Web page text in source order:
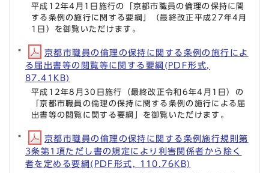
平成12年4月1日施行の「京都市職員の倫理の保持に関
する条例の施行に関する要綱」（最終改正平成27年4月
1日）を御覧いただけます。
京都市職員の倫理の保持に関する条例の施行によ
る届出書等の閲覧等に関する要綱(PDF形式,
87.41KB)
平成12年8月30日施行（最終改正令和6年4月1日）の
「京都市職員の倫理の保持に関する条例の施行による届
出書等の閲覧に関する要綱」を御覧いただけます。
京都市職員の倫理の保持に関する条例施行規則第
3条第1項ただし書の規定により利害関係者から除く
者を定める要綱(PDF形式, 110.76KB)